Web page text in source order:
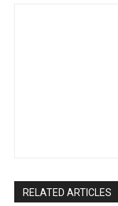
RELATED ARTICLES